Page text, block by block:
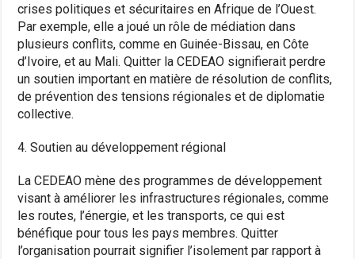
crises politiques et sécuritaires en Afrique de l’Ouest.
Par exemple, elle a joué un rôle de médiation dans
plusieurs conflits, comme en Guinée-Bissau, en Côte
d’Ivoire, et au Mali. Quitter la CEDEAO signifierait perdre
un soutien important en matière de résolution de conflits,
de prévention des tensions régionales et de diplomatie
collective.
4. Soutien au développement régional
La CEDEAO mène des programmes de développement
visant à améliorer les infrastructures régionales, comme
les routes, l’énergie, et les transports, ce qui est
bénéfique pour tous les pays membres. Quitter
l’organisation pourrait signifier l’isolement par rapport à